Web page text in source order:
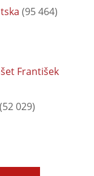
(95 464)
František
(52 029)